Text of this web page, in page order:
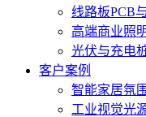
线路板PCB
高端商业照
光伏与充电
客户案例
智能家居氛
工业视觉光